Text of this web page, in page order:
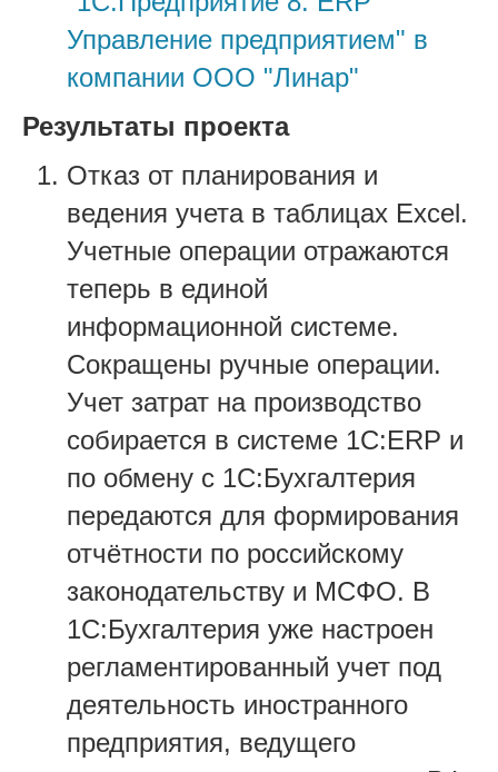
Управление предприятием" в
компании ООО "Линар"
Результаты проекта
Отказ от планирования и
ведения учета в таблицах Excel.
Учетные операции отражаются
теперь в единой
информационной системе.
Сокращены ручные операции.
Учет затрат на производство
собирается в системе 1С:ERP и
по обмену с 1С:Бухгалтерия
передаются для формирования
отчётности по российскому
законодательству и МСФО. В
1С:Бухгалтерия уже настроен
регламентированный учет под
деятельность иностранного
предприятия, ведущего